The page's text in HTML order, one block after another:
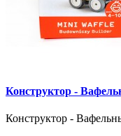
Конструктор -
Конструктор -